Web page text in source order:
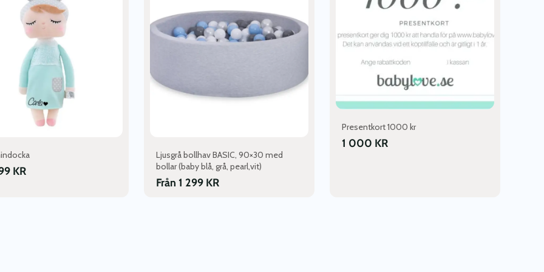
KR
Ljusgrå bollhav BASIC, 90×30 med
bollar (baby blå, grå, pearl,vit)
Från 1 299 KR
varianter.
kan
väljas
Presentkort 1000 kr
1 000 KR